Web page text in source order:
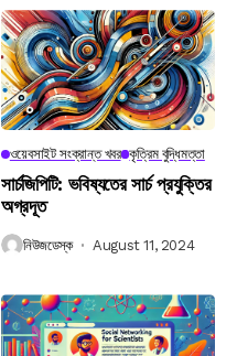
ওয়েবসাইট সংক্রান্ত খবর কৃত্রিম বুদ্ধিমত্তা
সার্চজিপিটি: ভবিষ্যতের সার্চ প্রযুক্তির
অগ্রদূত
নিউজডেস্ক August 11, 2024